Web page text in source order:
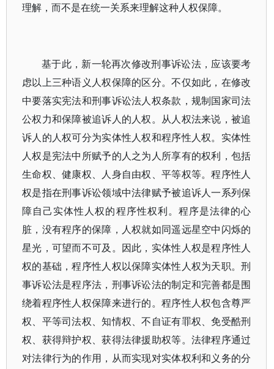
理解，而不是在统一关系来理解这种人权保障。
基于此，新一轮再次修改刑事诉讼法，应该要考
虑以上三种语义人权保障的区分。不仅如此，在修改
中要落实宪法和刑事诉讼法人权条款，规制国家司法
公权力和保障被追诉人的人权。从人权法来说，被追
诉人的人权可分为实体性人权和程序性人权。实体性
人权是宪法中所赋予的人之为人所享有的权利，包括
生命权、健康权、人身自由权、平等权等。程序性人
权是指在刑事诉讼领域中法律赋予被追诉人一系列保
障自己实体性人权的程序性权利。程序是法律的心
脏，没有程序的保障，人权就如同遥远星空中闪烁的
星光，可望而不可及。因此，实体性人权是程序性人
权的基础，程序性人权以保障实体性人权为天职。刑
事诉讼法是程序法，刑事诉讼法的制定和完善都是围
绕着程序性人权保障来进行的。程序性人权包含尊严
权、平等司法权、知情权、不自证有罪权、免受酷刑
权、获得辩护权、获得法律援助权等。法律程序通过
对法律行为的作用，从而实现对实体权利和义务的分